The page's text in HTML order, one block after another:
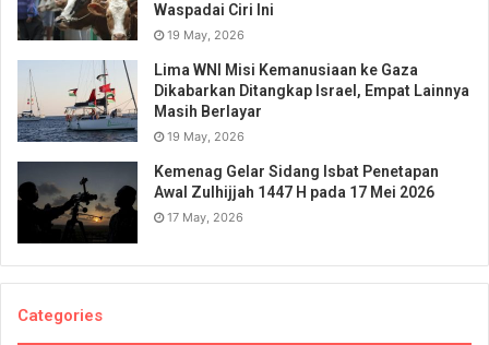
Waspadai Ciri Ini
19 May, 2026
Lima WNI Misi Kemanusiaan ke Gaza
Dikabarkan Ditangkap Israel, Empat Lainnya
Masih Berlayar
19 May, 2026
Kemenag Gelar Sidang Isbat Penetapan
Awal Zulhijjah 1447 H pada 17 Mei 2026
17 May, 2026
Categories